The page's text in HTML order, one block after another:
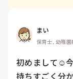
まい
保育士, 幼稚
初めまして☺️
持ちすごく分